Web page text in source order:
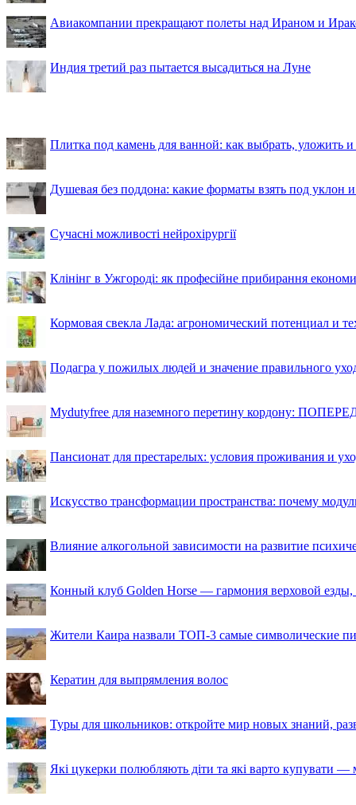
Авиакомпании прекращают полеты над Ираном и
Индия третий раз пытается высадиться на Луне
Плитка под камень для ванной: как выбрать, уложить
Душевая без поддона: какие форматы взять под уклон
Сучасні можливості нейрохірургії
Клінінг в Ужгороді: як професійне прибирання
Кормовая свекла Лада: агрономический потенциал и
Подагра у пожилых людей и значение правильного
Mydutyfree для наземного перетину кордону:
Пансионат для престарелых: условия проживания и
Искусство трансформации пространства: почему
Влияние алкогольной зависимости на развитие
Конный клуб Golden Horse — гармония верховой езды,
Жители Каира назвали ТОП-3 самые символические
Кератин для выпрямления волос
Туры для школьников: откройте мир новых знаний,
Які цукерки полюбляють діти та які варто купувати —